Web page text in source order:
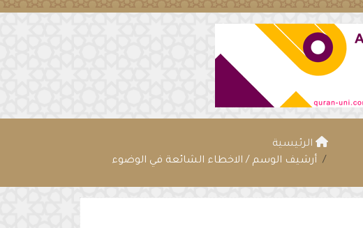
الرئيسية
أرشيف الوسم / الاخطاء الشائعة في الوضوء